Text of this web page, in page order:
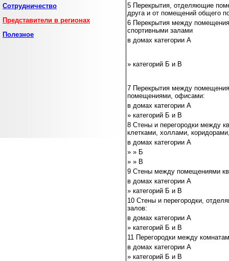
Сотрудничество
Представители в регионах
Полезное
5 Перекрытия, отделяющие
друга и от помещений общего
6 Перекрытия между
спортивными залами
в домах категории А
» категорий Б и В
7 Перекрытия между
помещениями, офисами:
в домах категории А
» категорий Б и В
8 Стены и перегородки между
клетками, холлами,
в домах категории А
» » Б
» » В
9 Стены между помещениями
в домах категории А
» категорий Б и В
10 Стены и перегородки,
залов:
в домах категории А
» категорий Б и В
11 Перегородки между
в домах категории А
» категорий Б и В